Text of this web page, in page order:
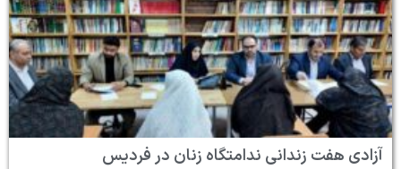
آزادی هفت زندانی ندامتگاه زنان در فردیس